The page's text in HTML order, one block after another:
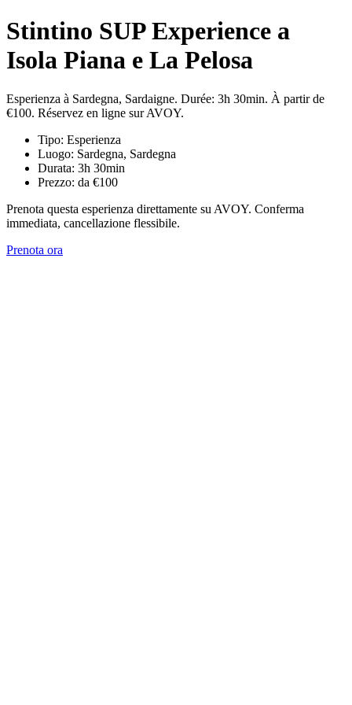
Stintino SUP Experience a
Isola Piana e La Pelosa
Esperienza à Sardegna, Sardaigne. Durée: 3h 30min. À partir de
€100. Réservez en ligne sur AVOY.
Tipo: Esperienza
Luogo: Sardegna, Sardegna
Durata: 3h 30min
Prezzo: da €100
Prenota questa esperienza direttamente su AVOY. Conferma
immediata, cancellazione flessibile.
Prenota ora